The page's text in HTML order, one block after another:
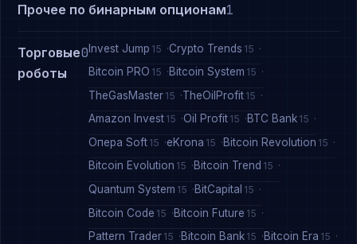
Прочее по бинарным опционам1
Торговые
роботы
0Invest Jump 15 Crypto Trends 15
Bitcoin PRO 15 Bitcoin System 15
TheGasMaster 15 TheOilProfit 15
Amazon Invest 15 Oil Profit 15 BTC Bank 15
Опера Soft 15 eKrona 15 Bitcoin Revolution 15
Bitcoin Evolution 15 Bitcoin Trend 15
Quantum System 15 BitCapital 15
Bitcoin Code 15 Bitcoin Future 15
Pattern Trader 15 Bitcoin Bank 15 Bitcoin Era 15